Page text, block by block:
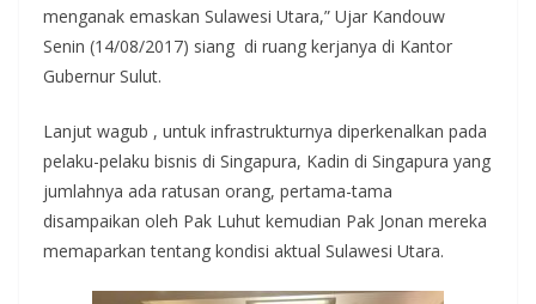
menganak emaskan Sulawesi Utara,” Ujar Kandouw
Senin (14/08/2017) siang di ruang kerjanya di Kantor
Gubernur Sulut.
Lanjut wagub , untuk infrastrukturnya diperkenalkan pada
pelaku-pelaku bisnis di Singapura, Kadin di Singapura yang
jumlahnya ada ratusan orang, pertama-tama
disampaikan oleh Pak Luhut kemudian Pak Jonan mereka
memaparkan tentang kondisi aktual Sulawesi Utara.